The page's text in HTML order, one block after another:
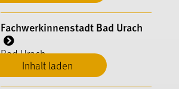
Inhalt laden
Fachwerkinnenstadt Bad Urach
Bad Urach